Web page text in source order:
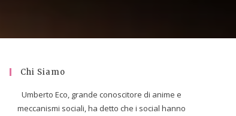
Chi Siamo
Umberto Eco, grande conoscitore di anime e
meccanismi sociali, ha detto che i social hanno